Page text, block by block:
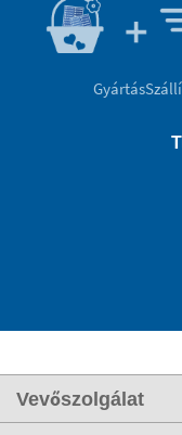
Gyártás
Vevőszolgálat